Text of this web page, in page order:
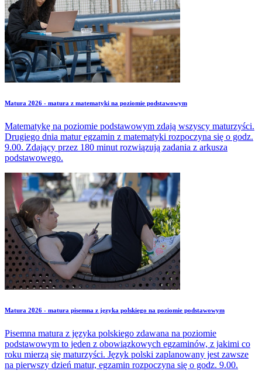
Matura 2026 - matura z matematyki na poziomie podstawowym
Matematykę na poziomie podstawowym zdają wszyscy maturzyści.
Drugiego dnia matur egzamin z matematyki rozpoczyna się o godz.
9.00. Zdający przez 180 minut rozwiązują zadania z arkusza
podstawowego.
Matura 2026 - matura pisemna z języka polskiego na poziomie podstawowym
Pisemna matura z języka polskiego zdawana na poziomie
podstawowym to jeden z obowiązkowych egzaminów, z jakimi co
roku mierzą się maturzyści. Język polski zaplanowany jest zawsze
na pierwszy dzień matur, egzamin rozpoczyna się o godz. 9.00.